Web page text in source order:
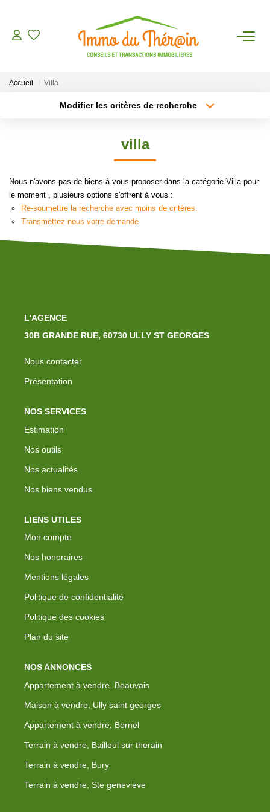
ESTIMER
CONTACT
Accueil Villa
Modifier les critères de recherche
Budget max Plus de critères
villa
Nous n'avons pas de biens à vous proposer dans la catégorie Villa pour
le moment , plusieurs options s'offrent à vous :
Re-soumettre la recherche avec moins de critères.
Transmettez-nous votre demande
L'AGENCE
30B GRANDE RUE, 60730 ULLY ST GEORGES
Nous contacter
Présentation
NOS SERVICES
Estimation
Nos outils
Nos actualités
Nos biens vendus
LIENS UTILES
Mon compte
Nos honoraires
Mentions légales
Politique de confidentialité
Politique des cookies
Plan du site
NOS ANNONCES
Appartement à vendre, Beauvais
Maison à vendre, Ully saint georges
Appartement à vendre, Bornel
Terrain à vendre, Bailleul sur therain
Terrain à vendre, Bury
Terrain à vendre, Ste genevieve